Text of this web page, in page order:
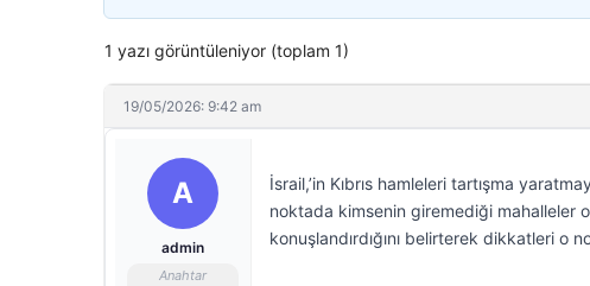
1 yazı görüntüleniyor (toplam 1)
19/05/2026: 9:42 am
A
admin
Anahtar
İsrail,’in Kıbrıs hamleleri tartışma
noktada kimsenin giremediği mahalleler
konuşlandırdığını belirterek dikkatleri o